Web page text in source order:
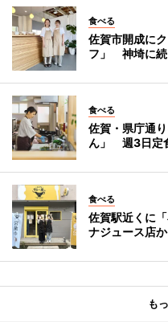
食べる
佐賀市開成に
フ」 神埼に続
食べる
佐賀・県庁通
ん」 週3日定
食べる
佐賀駅近くに
ナジュース店
も